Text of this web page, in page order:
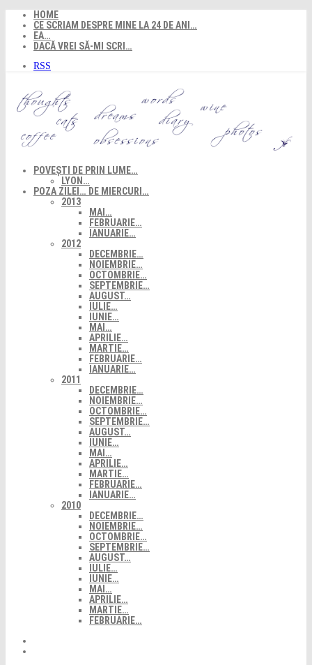
content
HOME
CE SCRIAM DESPRE MINE LA 24 DE ANI…
EA…
DACĂ VREI SĂ-MI SCRI…
RSS
POVEȘTI DE PRIN LUME…
LYON…
POZA ZILEI… DE MIERCURI…
2013
MAI…
FEBRUARIE…
IANUARIE…
2012
DECEMBRIE…
NOIEMBRIE…
OCTOMBRIE…
SEPTEMBRIE…
AUGUST…
IULIE…
IUNIE…
MAI…
APRILIE…
MARTIE…
FEBRUARIE…
IANUARIE…
2011
DECEMBRIE…
NOIEMBRIE…
OCTOMBRIE…
SEPTEMBRIE…
AUGUST…
IUNIE…
MAI…
APRILIE…
MARTIE…
FEBRUARIE…
IANUARIE…
2010
DECEMBRIE…
NOIEMBRIE…
OCTOMBRIE…
SEPTEMBRIE…
AUGUST…
IULIE…
IUNIE…
MAI…
APRILIE…
MARTIE…
FEBRUARIE…